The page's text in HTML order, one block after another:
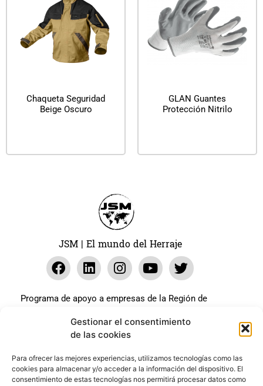
Gestionar el consentimiento
de las cookies
Para ofrecer las mejores experiencias, utilizamos tecnologías como las
cookies para almacenar y/o acceder a la información del dispositivo. El
consentimiento de estas tecnologías nos permitirá procesar datos como
Chaqueta Seguridad
Beige Oscuro
GLAN Guantes
Protección Nitrilo
JSM | El mundo del Herraje
Programa de apoyo a empresas de la Región de
económica de la pandemia Covid-19. La línea Covid-19
coste cero cofinanciada por la unión europea.
Beneficiario: JSM El mundo del Herraje, S.L. ///
Expediente: 2020.07.COSI.0483